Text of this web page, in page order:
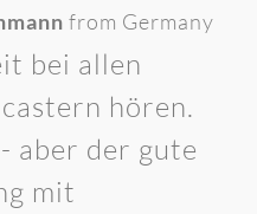
from Germany
bei allen
hören.
aber der gute
mit